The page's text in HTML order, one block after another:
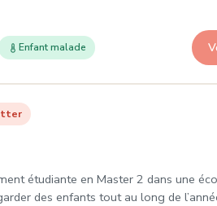
Enfant malade
les-Pins
étudiante en Master 2 dans une
des enfants tout au long de